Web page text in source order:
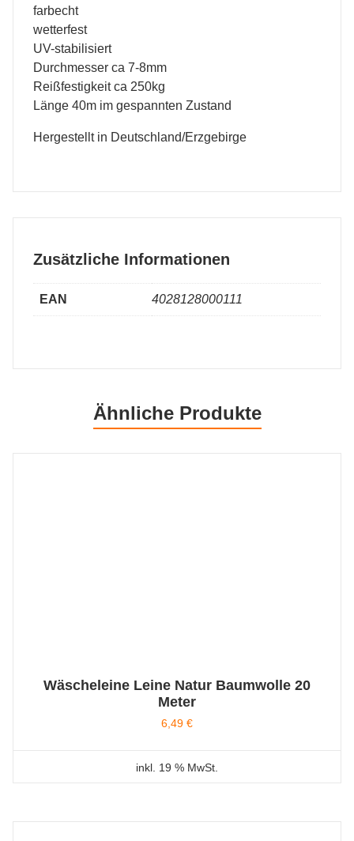
farbecht
wetterfest
UV-stabilisiert
Durchmesser ca 7-8mm
Reißfestigkeit ca 250kg
Länge 40m im gespannten Zustand
Hergestellt in Deutschland/Erzgebirge
Zusätzliche Informationen
EAN 4028128000111
Ähnliche Produkte
Wäscheleine Leine Natur Baumwolle 20
Meter
6,49 €
inkl. 19 % MwSt.